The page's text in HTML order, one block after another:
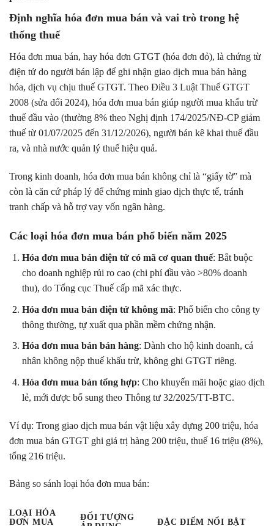
Định nghĩa hóa đơn mua bán và vai trò trong hệ
thống thuế
Hóa đơn mua bán, hay hóa đơn GTGT (hóa đơn đỏ), là chứng từ
điện tử do người bán lập để ghi nhận giao dịch mua bán hàng
hóa, dịch vụ chịu thuế GTGT. Theo Điều 3 Luật Thuế GTGT
2008 (sửa đổi 2024), hóa đơn mua bán giúp người mua khấu trừ
thuế đầu vào (thường 8% theo Nghị định 174/2025/NĐ-CP giảm
thuế từ 01/07/2025 đến 31/12/2026), người bán kê khai thuế đầu
ra, và nhà nước quản lý thuế hiệu quả.
Trong kinh doanh, hóa đơn mua bán không chỉ là “giấy tờ” mà
còn là căn cứ pháp lý để chứng minh giao dịch thực tế, tránh
tranh chấp và hỗ trợ vay vốn ngân hàng.
Các loại hóa đơn mua bán phổ biến năm 2025
Hóa đơn mua bán điện tử có mã cơ quan thuế: Bắt buộc
cho doanh nghiệp rủi ro cao (chi phí đầu vào >80% doanh
thu), do Tổng cục Thuế cấp mã xác thực.
Hóa đơn mua bán điện tử không mã: Phổ biến cho công ty
thông thường, tự xuất qua phần mềm chứng nhận.
Hóa đơn mua bán bán hàng: Dành cho hộ kinh doanh, cá
nhân không nộp thuế khấu trừ, không ghi GTGT riêng.
Hóa đơn mua bán tổng hợp: Cho khuyến mãi hoặc giao dịch
lẻ, mới được bổ sung theo Thông tư 32/2025/TT-BTC.
Ví dụ: Trong giao dịch mua bán vật liệu xây dựng 200 triệu, hóa
đơn mua bán GTGT ghi giá trị hàng 200 triệu, thuế 16 triệu (8%),
tổng 216 triệu.
Bảng so sánh loại hóa đơn mua bán:
LOẠI HÓA
ĐƠN MUA
ĐỐI TƯỢNG
ĐẶC ĐIỂM NỔI BẬT